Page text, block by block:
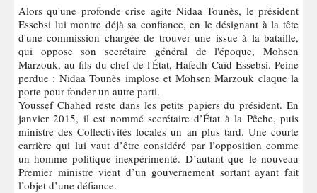
Alors qu'une profonde crise agite Nidaa Tounès, le président
Essebsi lui montre déjà sa confiance, en le désignant à la tête
d'une commission chargée de trouver une issue à la bataille,
qui oppose son secrétaire général de l'époque, Mohsen
Marzouk, au fils du chef de l'État, Hafedh Caïd Essebsi. Peine
perdue : Nidaa Tounès implose et Mohsen Marzouk claque la
porte pour fonder un autre parti.
Youssef Chahed reste dans les petits papiers du président. En
janvier 2015, il est nommé secrétaire d’État à la Pêche, puis
ministre des Collectivités locales un an plus tard. Une courte
carrière qui lui vaut d’être considéré par l’opposition comme
un homme politique inexpérimenté. D’autant que le nouveau
Premier ministre vient d’un gouvernement sortant ayant fait
l’objet d’une défiance.